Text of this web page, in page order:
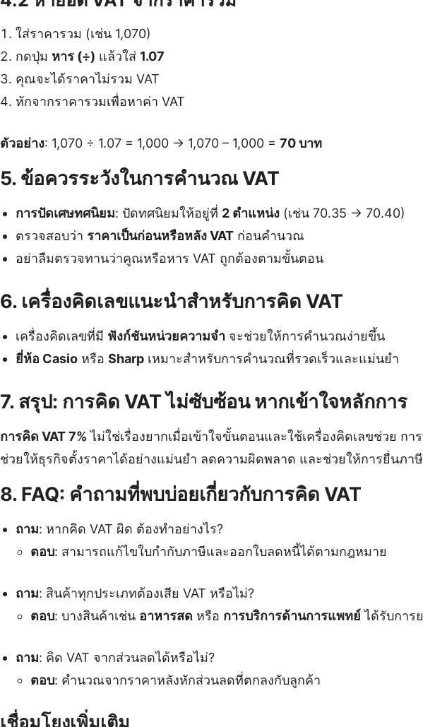
ใส่ราคารวม (เช่น 1,070)
กดปุ่ม หาร (÷) แล้วใส่ 1.07
คุณจะได้ราคาไม่รวม VAT
หักจากราคารวมเพื่อหาค่า VAT
ตัวอย่าง: 1,070 ÷ 1.07 = 1,000 → 1,070 – 1,000 = 70 บาท
5. ข้อควรระวังในการคำนวณ VAT
การปัดเศษทศนิยม: ปัดทศนิยมให้อยู่ที่ 2 ตำแหน่ง(เช่น 70.35 → 70.40)
ตรวจสอบว่า ราคาเป็นก่อนหรือหลัง VATก่อนคำนวณ
อย่าลืมตรวจทานว่าคูณหรือหาร VAT ถูกต้องตามขั้นตอน
6. เครื่องคิดเลขแนะนำสำหรับการคิด VAT
เครื่องคิดเลขที่มี ฟังก์ชันหน่วยความจำจะช่วยให้การคำนวณง่ายขึ้น
ยี่ห้อ Casioหรือ Sharpเหมาะสำหรับการคำนวณที่รวดเร็วและแม่นยำ
7. สรุป: การคิด VAT ไม่ซับซ้อน หากเข้าใจหลักการ
การคิด VAT 7% ไม่ใช่เรื่องยากเมื่อเข้าใจขั้นตอนและใช้เครื่องคิดเลขช่วย ก
ช่วยให้ธุรกิจตั้งราคาได้อย่างแม่นยำ ลดความผิดพลาด และช่วยให้การยื่นภาษี
8. FAQ: คำถามที่พบบ่อยเกี่ยวกับการคิด VAT
ถาม: หากคิด VAT ผิด ต้องทำอย่างไร?
ตอบ: สามารถแก้ไขใบกำกับภาษีและออกใบลดหนี้ได้ตามกฎหมาย
ถาม: สินค้าทุกประเภทต้องเสีย VAT หรือไม่?
ตอบ: บางสินค้าเช่น อาหารสด หรือ การบริการด้านการแพทย์ ได้รับการ
ถาม: คิด VAT จากส่วนลดได้หรือไม่?
ตอบ: คำนวณจากราคาหลังหักส่วนลดที่ตกลงกับลูกค้า
เชื่อมโยงเพิ่มเติม